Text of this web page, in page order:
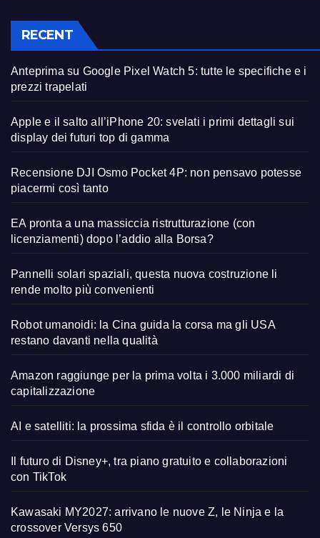
RECENT
Anteprima su Google Pixel Watch 5: tutte le specifiche e i
prezzi trapelati
Apple e il salto all’iPhone 20: svelati i primi dettagli sui
display dei futuri top di gamma
Recensione DJI Osmo Pocket 4P: non pensavo potesse
piacermi così tanto
EA pronta a una massiccia ristrutturazione (con
licenziamenti) dopo l’addio alla Borsa?
Pannelli solari spaziali, questa nuova costruzione li
rende molto più convenienti
Robot umanoidi: la Cina guida la corsa ma gli USA
restano davanti nella qualità
Amazon raggiunge per la prima volta i 3.000 miliardi di
capitalizzazione
AI e satelliti: la prossima sfida è il controllo orbitale
Il futuro di Disney+, tra piano gratuito e collaborazioni
con TikTok
Kawasaki MY2027: arrivano le nuove Z, le Ninja e la
crossover Versys 650